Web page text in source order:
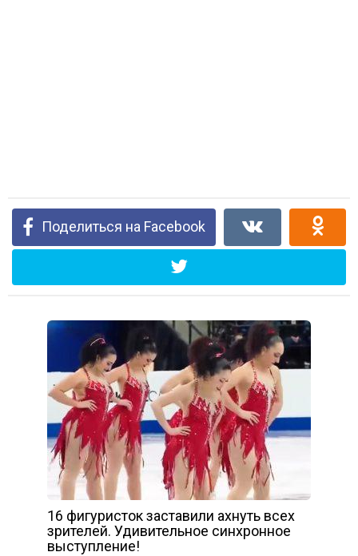
Поделиться на Facebook
16 фигуристок заставили ахнуть всех
зрителей. Удивительное синхронное
выступление!